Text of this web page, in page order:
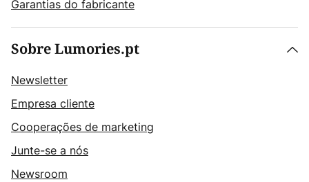
Garantias do fabricante
Sobre Lumories.pt
Newsletter
Empresa cliente
Cooperações de marketing
Junte-se a nós
Newsroom